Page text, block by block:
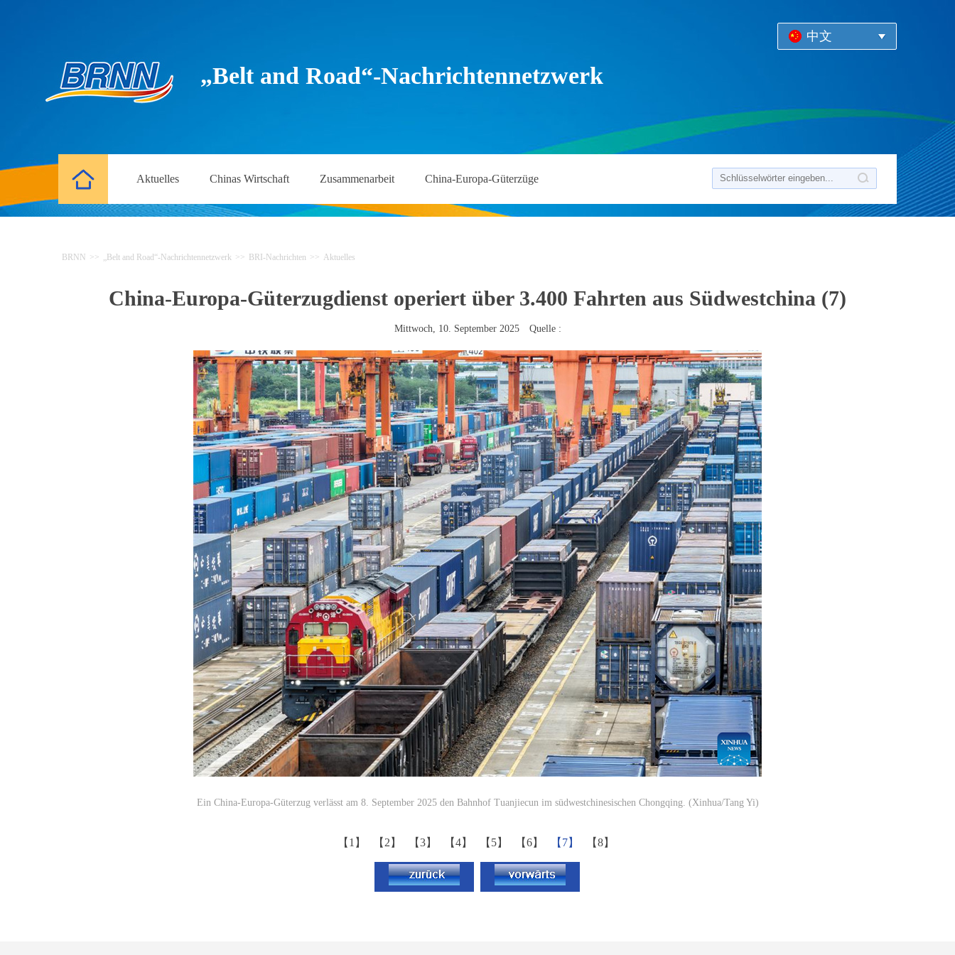
中文
„Belt and Road“-Nachrichtennetzwerk
Aktuelles Chinas Wirtschaft Zusammenarbeit China-Europa-Güterzüge
BRNN >> „Belt and Road“-Nachrichtennetzwerk >> BRI-Nachrichten >> Aktuelles
China-Europa-Güterzugdienst operiert über 3.400 Fahrten aus Südwestchina (7)
Mittwoch, 10. September 2025 Quelle :
Ein China-Europa-Güterzug verlässt am 8. September 2025 den Bahnhof Tuanjiecun im südwestchinesischen Chongqing. (Xinhua/Tang Yi)
【1】 【2】 【3】 【4】 【5】 【6】 【7】 【8】